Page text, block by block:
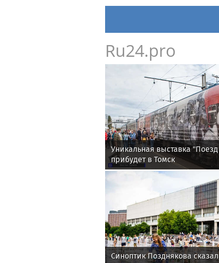
Ru24.pro
Уникальная выставка
прибудет в Томск
Синоптик Позднякова